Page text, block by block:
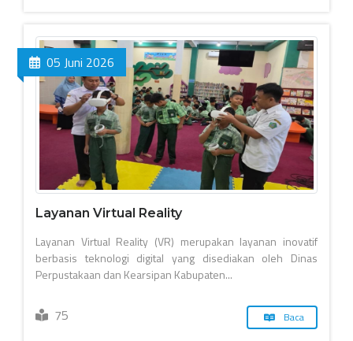
05 Juni 2026
Layanan Virtual Reality
Layanan Virtual Reality (VR) merupakan layanan inovatif
berbasis teknologi digital yang disediakan oleh Dinas
Perpustakaan dan Kearsipan Kabupaten...
75 Baca